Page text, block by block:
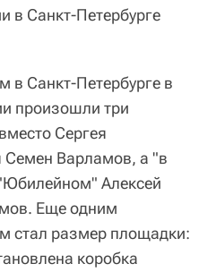
в Санкт-Петербурге
в Санкт-Петербурге в
произошли три
Сергея
Семен Варламов, а "в
Алексей
Еще одним
стал размер площадки:
коробка